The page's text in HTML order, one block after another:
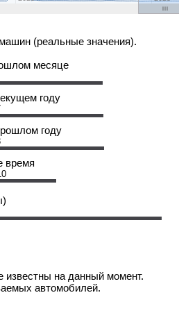
(реальные значения).
месяце
году
году
время
известны на данный момент.
автомобилей.